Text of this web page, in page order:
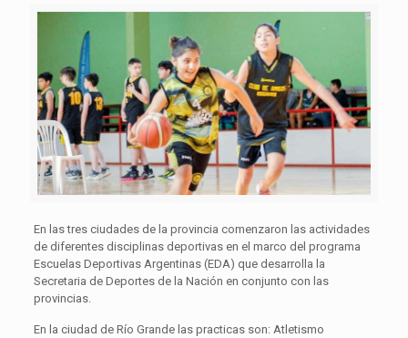
En las tres ciudades de la provincia comenzaron las actividades
de diferentes disciplinas deportivas en el marco del programa
Escuelas Deportivas Argentinas (EDA) que desarrolla la
Secretaria de Deportes de la Nación en conjunto con las
provincias.
En la ciudad de Río Grande las practicas son: Atletismo